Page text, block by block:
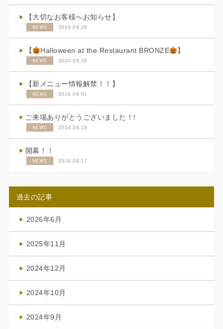
【大切なお客様へお知らせ】
NEWS 2024.09.28
【 Halloween at the Restaurant BRONZE 】
NEWS 2024.09.28
【新メニュー情報解禁！！】
NEWS 2024.09.01
ご来場ありがとうございました！!
NEWS 2024.08.18
開幕！！
NEWS 2024.08.17
過去の記事
2026年6月
2025年11月
2024年12月
2024年10月
2024年9月